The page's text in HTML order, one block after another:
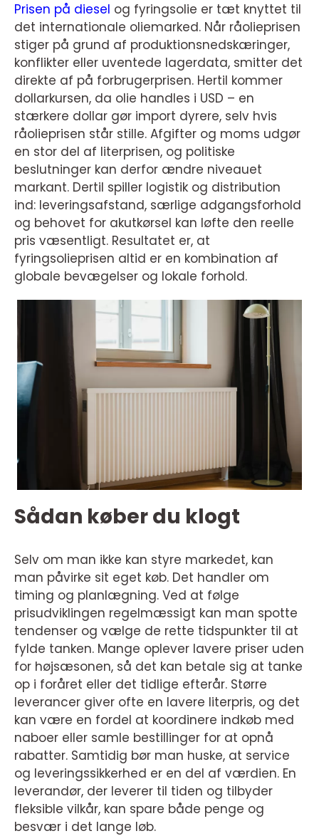
Prisen på diesel og fyringsolie er tæt knyttet til
det internationale oliemarked. Når råolieprisen
stiger på grund af produktionsnedskæringer,
konflikter eller uventede lagerdata, smitter det
direkte af på forbrugerprisen. Hertil kommer
dollarkursen, da olie handles i USD – en
stærkere dollar gør import dyrere, selv hvis
råolieprisen står stille. Afgifter og moms udgør
en stor del af literprisen, og politiske
beslutninger kan derfor ændre niveauet
markant. Dertil spiller logistik og distribution
ind: leveringsafstand, særlige adgangsforhold
og behovet for akutkørsel kan løfte den reelle
pris væsentligt. Resultatet er, at
fyringsolieprisen altid er en kombination af
globale bevægelser og lokale forhold.
Sådan køber du klogt
Selv om man ikke kan styre markedet, kan
man påvirke sit eget køb. Det handler om
timing og planlægning. Ved at følge
prisudviklingen regelmæssigt kan man spotte
tendenser og vælge de rette tidspunkter til at
fylde tanken. Mange oplever lavere priser uden
for højsæsonen, så det kan betale sig at tanke
op i foråret eller det tidlige efterår. Større
leverancer giver ofte en lavere literpris, og det
kan være en fordel at koordinere indkøb med
naboer eller samle bestillinger for at opnå
rabatter. Samtidig bør man huske, at service
og leveringssikkerhed er en del af værdien. En
leverandør, der leverer til tiden og tilbyder
fleksible vilkår, kan spare både penge og
besvær i det lange løb.